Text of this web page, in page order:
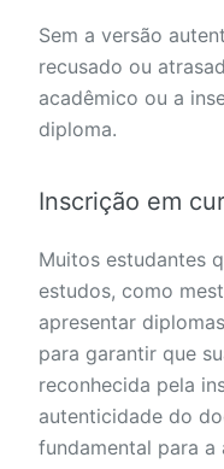
Sem a versão
recusado ou
acadêmico ou a
diploma.
Inscrição em
Muitos estudantes
estudos, como
apresentar
para garantir que
reconhecida pela
autenticidade do
fundamental para